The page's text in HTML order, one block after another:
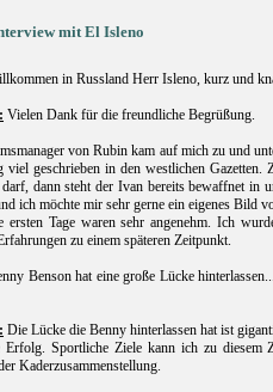
mit El Isleno
in Russland Herr Isleno, kurz und
Vielen Dank für die freundliche Begrüßung.
von Rubin kam auf mich zu und
viel geschrieben in den westlichen
darf, dann steht der Ivan bereits bewaffnet in
ich möchte mir sehr gerne ein eigenes Bild
ersten Tage waren sehr angenehm. Ich
zu einem späteren Zeitpunkt.
Benson hat eine große Lücke
Die Lücke die Benny hinterlassen hat ist
Erfolg. Sportliche Ziele kann ich zu
Kaderzusammenstellung.